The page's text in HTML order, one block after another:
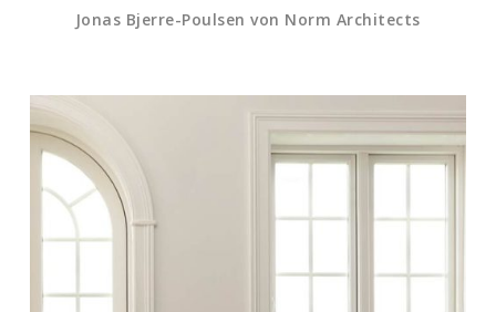
Jonas Bjerre-Poulsen von Norm Architects